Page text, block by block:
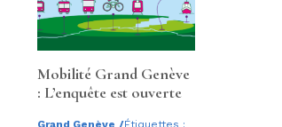
Mobilité Grand Genève
: L’enquête est ouverte
Grand Genève /Étiquettes :